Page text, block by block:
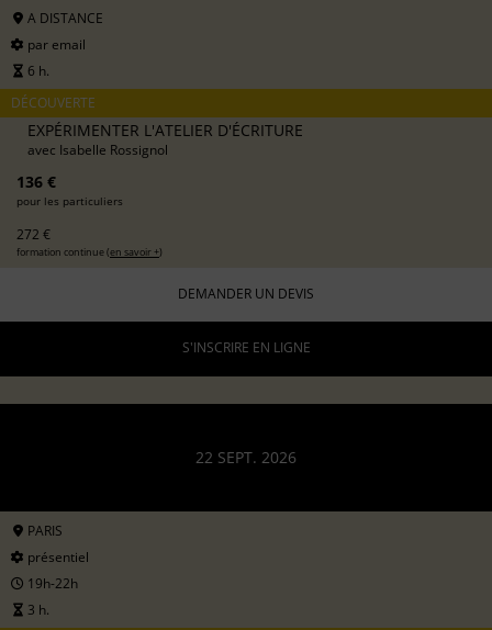
A DISTANCE
par email
6 h.
DÉCOUVERTE
EXPÉRIMENTER L'ATELIER D'ÉCRITURE
avec Isabelle Rossignol
136 €
pour les particuliers
272 €
formation continue (en savoir +)
DEMANDER UN DEVIS
S'INSCRIRE EN LIGNE
22 SEPT. 2026
PARIS
présentiel
19h-22h
3 h.